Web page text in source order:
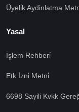
Üyeli̇k Aydinlatma
Yasal
İşlem Rehberi̇
Etk İzni̇ Metni̇
6698 Sayili Kvkk